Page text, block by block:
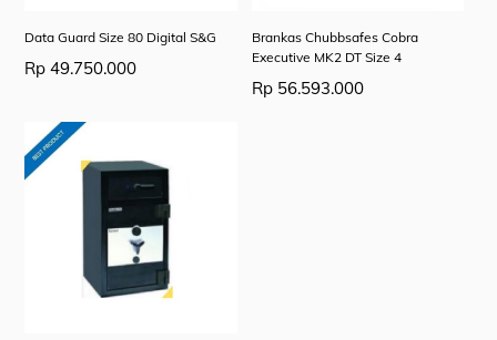
Data Guard Size 80 Digital S&G
Rp 49.750.000
Brankas Chubbsafes Cobra
Executive MK2 DT Size 4
Rp56.593.000